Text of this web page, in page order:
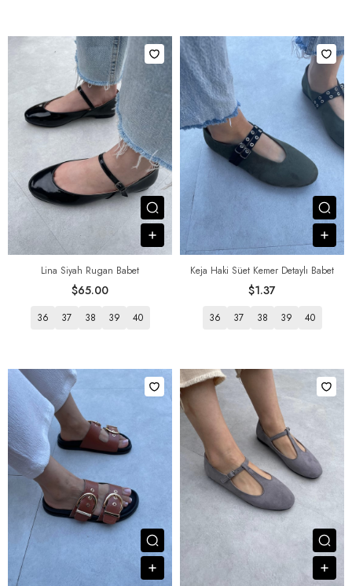
Lina Siyah Rugan Babet
$65.00
Посмотреть товар
36 37 38 39 40
Keja Haki Süet Kemer Detaylı Babet
$1.37
36 37 38 39 40